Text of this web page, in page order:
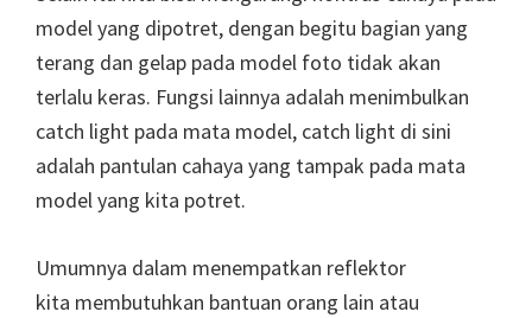
model yang dipotret, dengan begitu bagian yang
terang dan gelap pada model foto tidak akan
terlalu keras. Fungsi lainnya adalah menimbulkan
catch light pada mata model, catch light di sini
adalah pantulan cahaya yang tampak pada mata
model yang kita potret.
Umumnya dalam menempatkan reflektor
kita membutuhkan bantuan orang lain atau